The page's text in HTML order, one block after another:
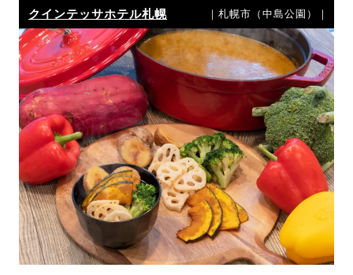
クインテッサホテル札幌 ｜札幌市（中島公園）｜